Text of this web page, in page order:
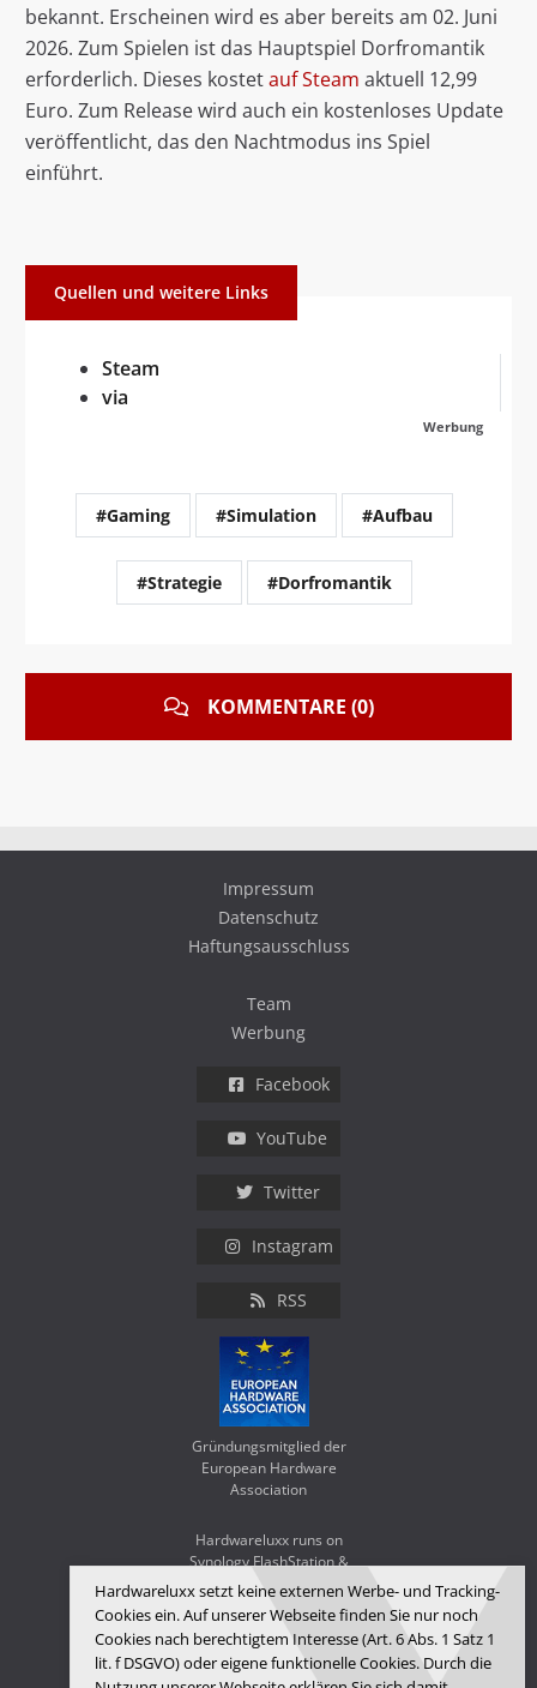
bekannt. Erscheinen wird es aber bereits am 02. Juni
2026. Zum Spielen ist das Hauptspiel Dorfromantik
erforderlich. Dieses kostetauf Steam aktuell 12,99
Euro. Zum Release wird auch ein kostenloses Update
veröffentlicht, das den Nachtmodus ins Spiel
einführt.
Quellen und weitere Links
Steam
via
Werbung
#Gaming #Simulation #Aufbau
#Strategie #Dorfromantik
KOMMENTARE (0)
Hardwareluxx setzt keine externen Werbe- und Tracking-
Cookies ein. Auf unserer Webseite finden Sie nur noch
Cookies nach berechtigtem Interesse (Art. 6 Abs. 1 Satz 1
lit. f DSGVO) oder eigene funktionelle Cookies. Durch die
Impressum
Datenschutz
Haftungsausschluss
Team
Werbung
Facebook
YouTube
Twitter
Instagram
RSS
Gründungsmitglied der
European Hardware
Association
Hardwareluxx runs on
Synology FlashStation &
WD Red SA500